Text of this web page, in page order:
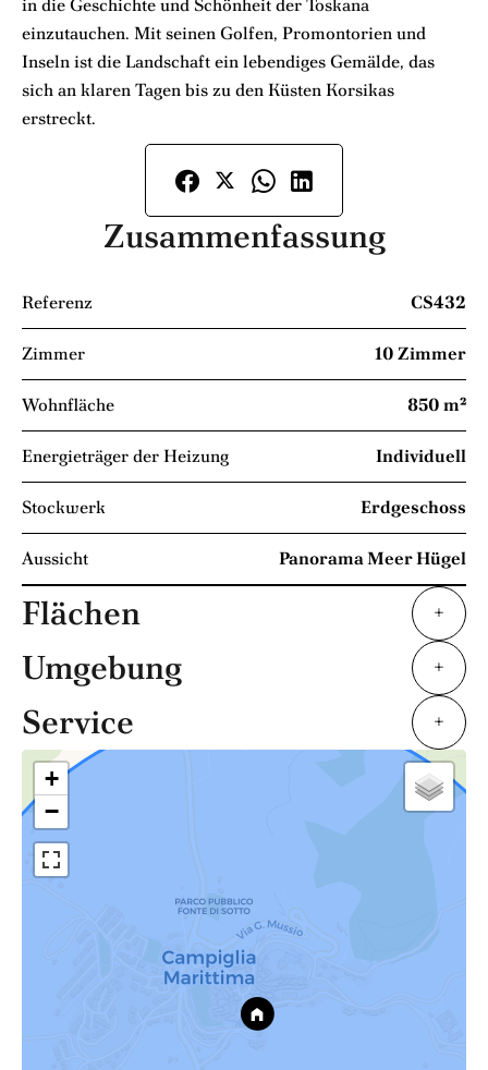
in die Geschichte und Schönheit der Toskana
einzutauchen. Mit seinen Golfen, Promontorien und
Inseln ist die Landschaft ein lebendiges Gemälde, das
sich an klaren Tagen bis zu den Küsten Korsikas
erstreckt.
Zusammenfassung
Referenz CS432
Zimmer 10 Zimmer
Wohnfläche 850 m²
Energieträger der Heizung Individuell
Stockwerk Erdgeschoss
Aussicht Panorama Meer Hügel
Flächen +
Umgebung +
Service +
+
−